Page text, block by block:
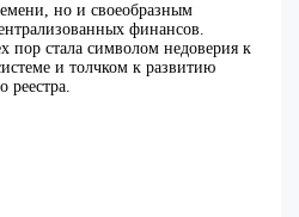
но и своеобразным
финансов.
пор стала символом недоверия к
и толчком к развитию
реестра.